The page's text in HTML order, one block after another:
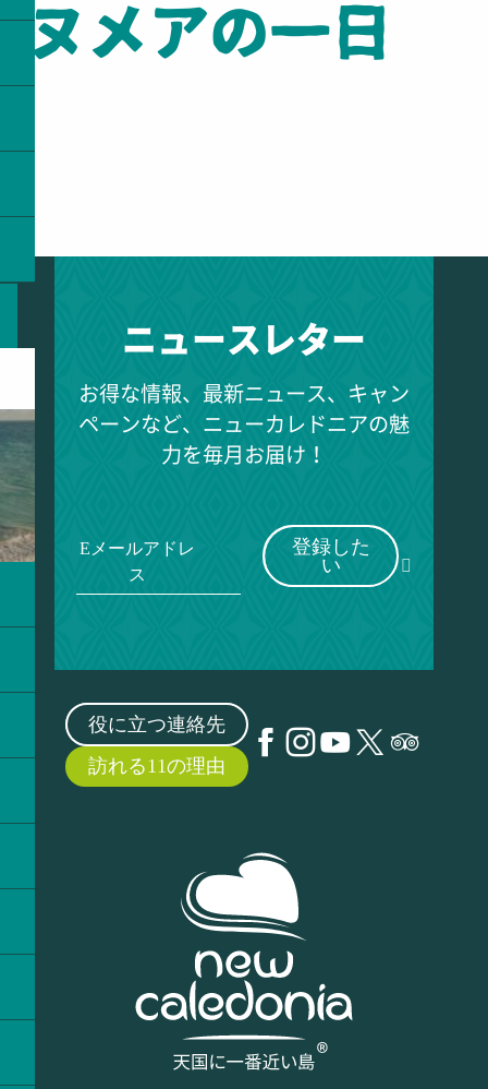
ヌメアの一日
ニュースレター
お得な情報、最新ニュース、キャン
ペーンなど、ニューカレドニアの魅
力を毎月お届け！
Eメールアドレ
ス
登録した
い
役に立つ連絡先
訪れる11の理由